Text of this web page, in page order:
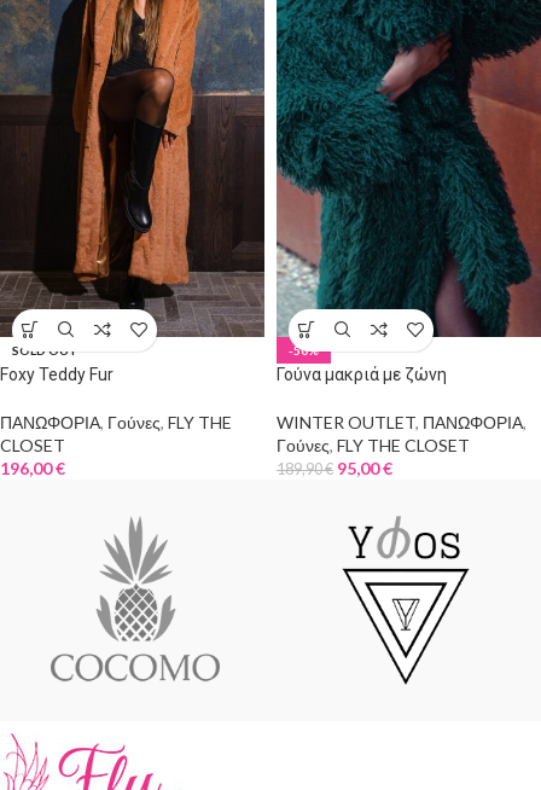
SOLD OUT
Foxy Teddy Fur
ΠΑΝΩΦΟΡΙΑ, Γούνες, FLY THE
CLOSET
196,00€
-50%
Γούνα μακριά με ζώνη
WINTER OUTLET, ΠΑΝΩΦΟΡΙΑ,
Γούνες, FLY THE CLOSET
189,90€ 95,00€